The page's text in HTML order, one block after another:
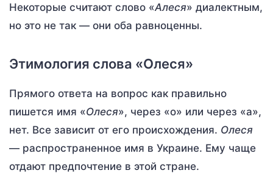
Некоторые считают слово «Алеся» диалектным,
но это не так — они оба равноценны.
Этимология слова «Олеся»
Прямого ответа на вопрос как правильно
пишется имя «Олеся», через «о» или через «а»,
нет. Все зависит от его происхождения. Олеся
— распространенное имя в Украине. Ему чаще
отдают предпочтение в этой стране.